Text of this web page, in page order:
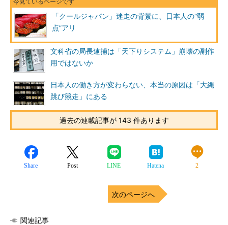
「クールジャパン」迷走の背景に、日本人の“弱
点”アリ
文科省の局長逮捕は「天下りシステム」崩壊の副作
用ではないか
日本人の働き方が変わらない、本当の原因は「大縄
跳び競走」にある
過去の連載記事が 143 件あります
Share Post LINE Hatena 2
次のページへ
関連記事